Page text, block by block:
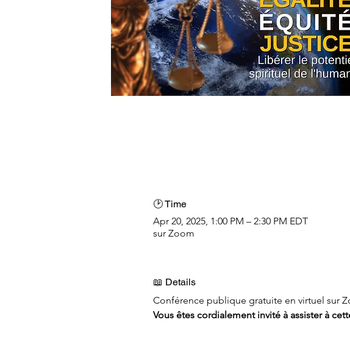
🕑 Time
Apr 20, 2025, 1:00 PM – 2:30 PM EDT
sur Zoom
📖 Details
Conférence publique gratuite en virtuel sur
Vous êtes cordialement invité à assister à